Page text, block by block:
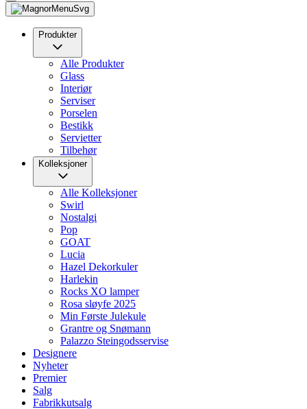
Produkter
Alle Produkter
Glass
Interiør
Serviser
Porselen
Bestikk
Servietter
Tilbehør
Kolleksjoner
Alle Kolleksjoner
Swirl
Nostalgi
Pop
GOAT
Lucia
Hazel Dekorkuler
Harlekin
Rocks XO lamper
Rosa sløyfe 2025
Min Første Julekule
Grantre og Snømann
Palazzo Steingodsservise
Designere
Nyheter
Premier
Salg
Fabrikkutsalg